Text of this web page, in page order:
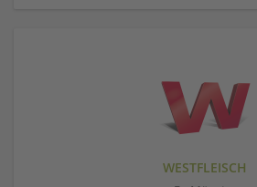
WESTFLEISCH